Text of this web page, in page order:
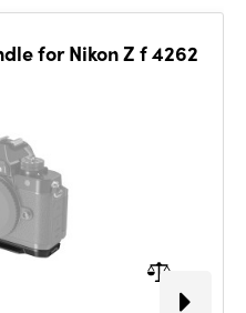
for Nikon Z f 4262